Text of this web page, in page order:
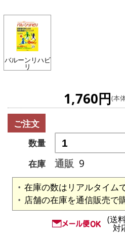
バルーンリハビ
リ
1,760円(本
ご注文
数量
在庫
通販 9
在庫の数はリアルタイム
店舗の在庫を通信販売で
(送
対